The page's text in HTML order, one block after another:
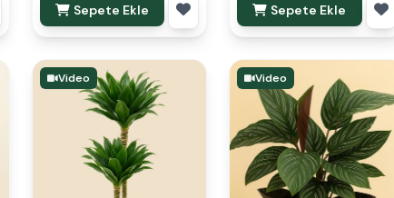
Sepete Ekle Sepete Ekle
Video Video